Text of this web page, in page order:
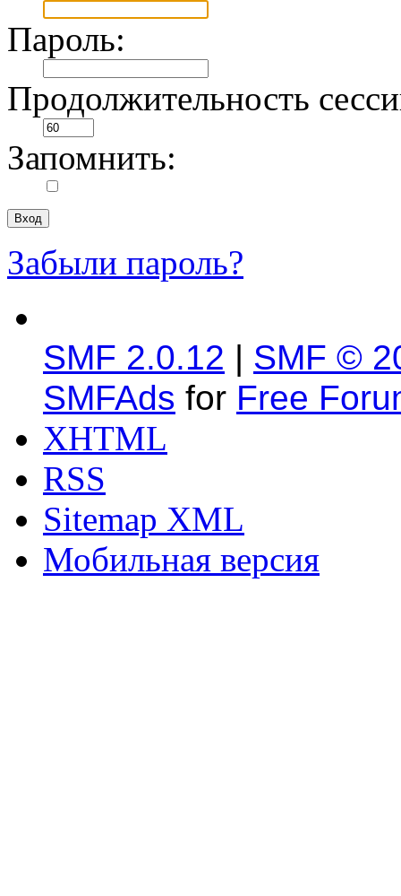
Пароль:
Продолжительность
Запомнить:
Забыли пароль?
SMF 2.0.12 | SMF ©
SMFAds for Free
XHTML
RSS
Sitemap XML
Мобильная версия